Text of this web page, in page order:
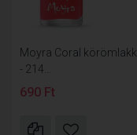
Moyra Coral körömlakk
- 214...
690 Ft